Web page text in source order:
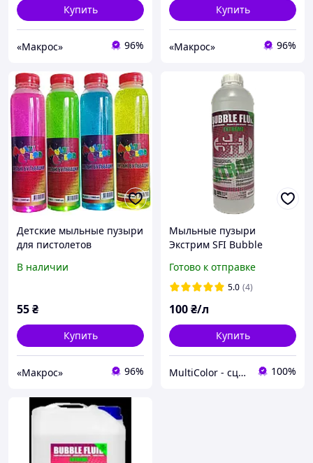
Купить
«Макрос» 96%
Купить
«Макрос» 96%
Детские мыльные пузыри
для пистолетов
В наличии
55₴
Купить
«Макрос» 96%
Мыльные пузыри
Экстрим SFI Bubble
Готово к отправке
5.0 (4)
100₴/л
Купить
MultiColor - сценічні эфекти 100%